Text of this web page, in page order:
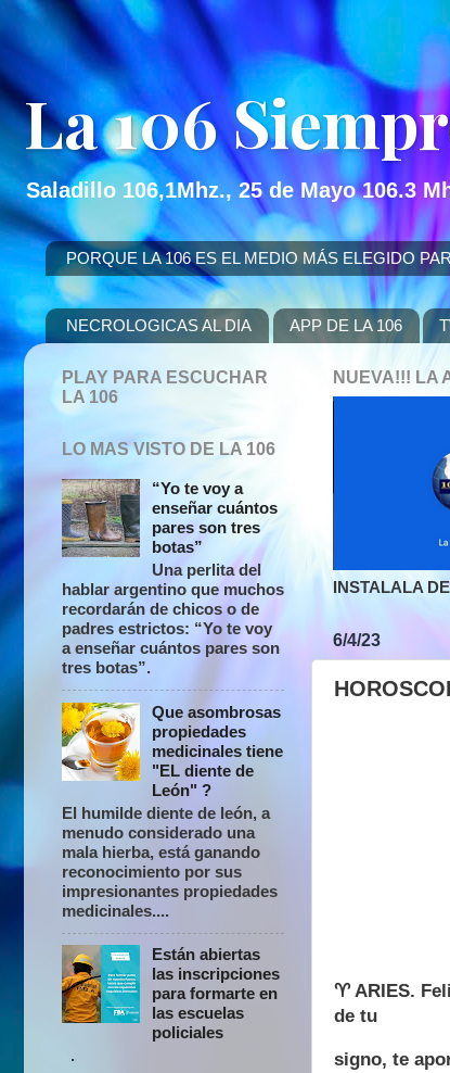
La 106
Saladillo 106,1Mhz., 25 de Mayo 106.3
PORQUE LA 106 ES EL MEDIO MÁS ELEGIDO
NECROLOGICAS AL DIA APP DE LA 106
NUEVA!!! LA
INSTALALA
6/4/23
♈ ARIES.
de tu
signo, te
PLAY PARA ESCUCHAR
LA 106
LO MAS VISTO DE LA 106
“Yo te voy a
enseñar cuántos
pares son tres
botas”
Una perlita del
hablar argentino que muchos
recordarán de chicos o de
padres estrictos: “Yo te voy
a enseñar cuántos pares son
tres botas”.
Que asombrosas
propiedades
medicinales tiene
"EL diente de
León" ?
El humilde diente de león, a
menudo considerado una
mala hierba, está ganando
reconocimiento por sus
impresionantes propiedades
medicinales....
Están abiertas
las inscripciones
para formarte en
las escuelas
policiales
.